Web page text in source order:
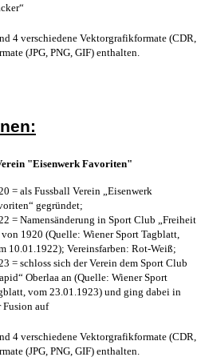
4 verschiedene Vektorgrafikformate (CDR,
(JPG, PNG, GIF) enthalten.
"Eisenwerk Favoriten"
= als Fussball Verein „Eisenwerk
gegründet;
= Namensänderung in Sport Club „Freiheit
1920 (Quelle: Wiener Sport Tagblatt,
10.01.1922); Vereinsfarben: Rot-Weiß;
= schloss sich der Verein dem Sport Club
Oberlaa an (Quelle: Wiener Sport
vom 23.01.1923) und ging dabei in
Fusion auf
4 verschiedene Vektorgrafikformate (CDR,
(JPG, PNG, GIF) enthalten.